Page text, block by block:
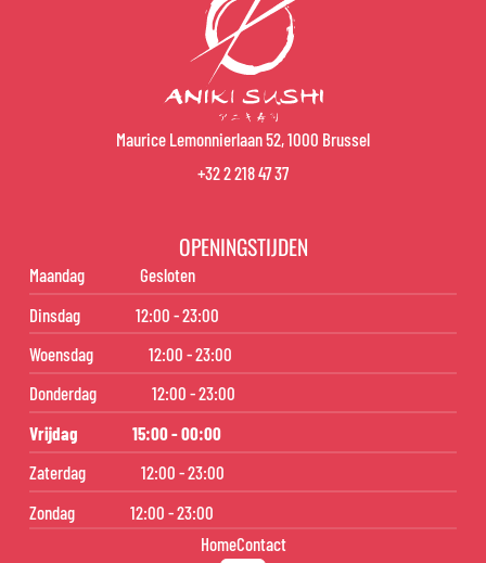
Maurice Lemonnierlaan 52, 1000 Brussel
+32 2 218 47 37
OPENINGSTIJDEN
Maandag
Gesloten
Dinsdag
12:00 - 23:00
Woensdag
12:00 - 23:00
Donderdag
12:00 - 23:00
Vrijdag
15:00 - 00:00
Zaterdag
12:00 - 23:00
Zondag
12:00 - 23:00
HomeContact